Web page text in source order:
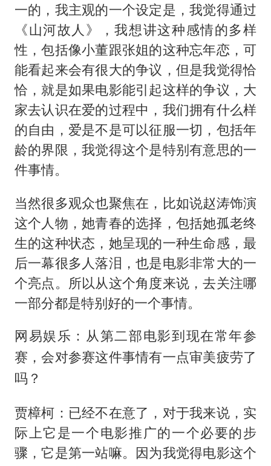
一的，我主观的一个设定是，我觉得通过
《山河故人》，我想讲这种感情的多样
性，包括像小董跟张姐的这种忘年恋，可
能看起来会有很大的争议，但是我觉得恰
恰，就是如果电影能引起这样的争议，大
家去认识在爱的过程中，我们拥有什么样
的自由，爱是不是可以征服一切，包括年
龄的界限，我觉得这个是特别有意思的一
件事情。
当然很多观众也聚焦在，比如说赵涛饰演
这个人物，她青春的选择，包括她孤老终
生的这种状态，她呈现的一种生命感，最
后一幕很多人落泪，也是电影非常大的一
个亮点。所以从这个角度来说，去关注哪
一部分都是特别好的一个事情。
网易娱乐：从第二部电影到现在常年参
赛，会对参赛这件事情有一点审美疲劳了
吗？
贾樟柯：已经不在意了，对于我来说，实
际上它是一个电影推广的一个必要的步
骤，它是第一站嘛。因为我觉得电影这个